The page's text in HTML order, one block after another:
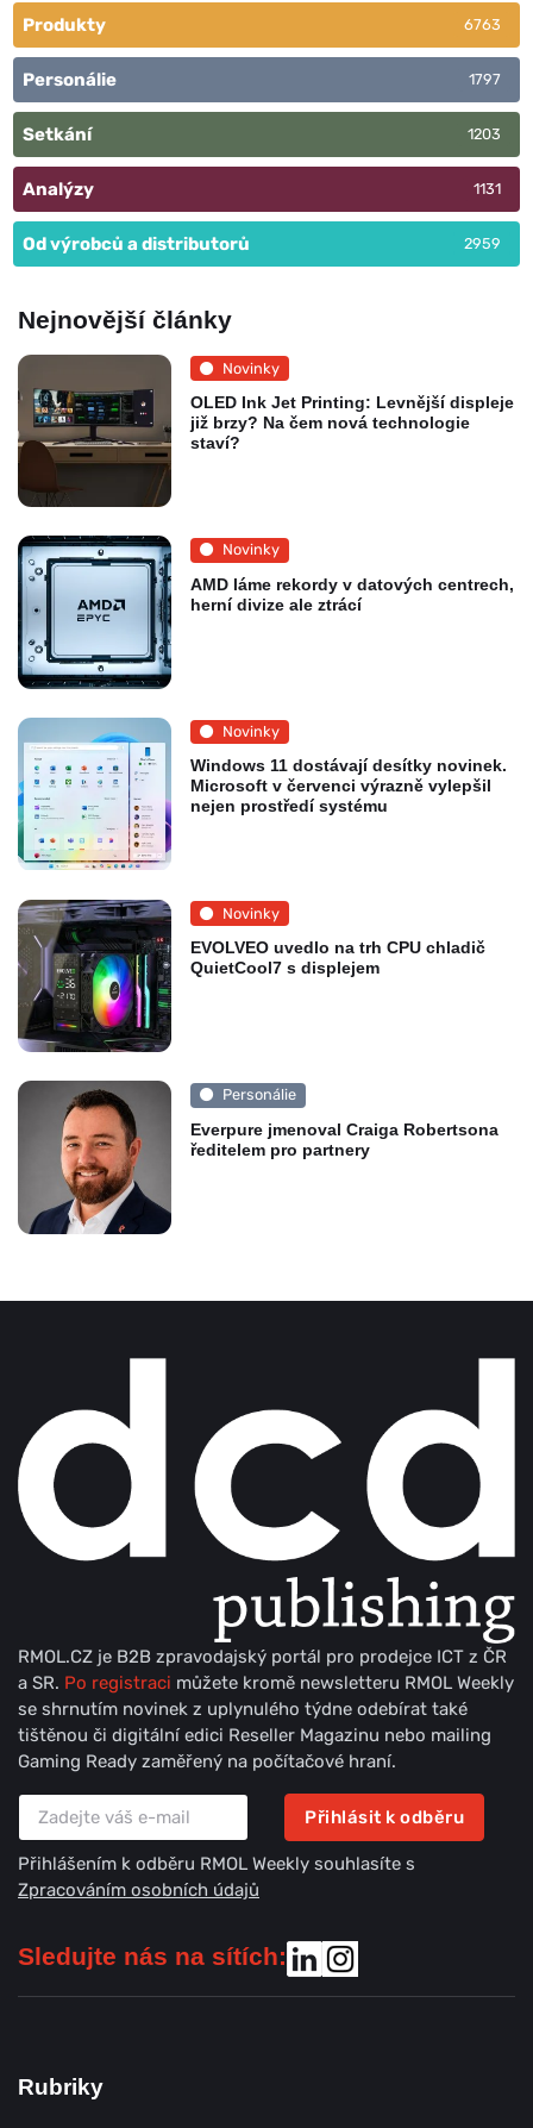
Produkty 6763
Personálie 1797
Setkání 1203
Analýzy 1131
Od výrobců a distributorů 2959
Nejnovější články
Novinky
OLED Ink Jet Printing: Levnější displeje
již brzy? Na čem nová technologie
staví?
Novinky
AMD láme rekordy v datových centrech,
herní divize ale ztrácí
Novinky
Windows 11 dostávají desítky novinek.
Microsoft v červenci výrazně vylepšil
nejen prostředí systému
Novinky
EVOLVEO uvedlo na trh CPU chladič
QuietCool7 s displejem
Personálie
Everpure jmenoval Craiga Robertsona
ředitelem pro partnery
RMOL.CZ je B2B zpravodajský portál pro prodejce ICT z ČR
a SR. Po registraci můžete kromě newsletteru RMOL Weekly
se shrnutím novinek z uplynulého týdne odebírat také
tištěnou či digitální edici Reseller Magazinu nebo mailing
Gaming Ready zaměřený na počítačové hraní.
Přihlásit k odběru
Přihlášením k odběru RMOL Weekly souhlasíte s
Zpracováním osobních údajů
Sledujte nás na sítích:
Rubriky